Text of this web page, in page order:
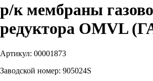
р/к мембраны
редуктора OMVL
Артикул: 00001873
Заводской номер: 905024S